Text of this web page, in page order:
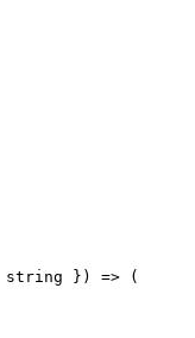
string }) => (